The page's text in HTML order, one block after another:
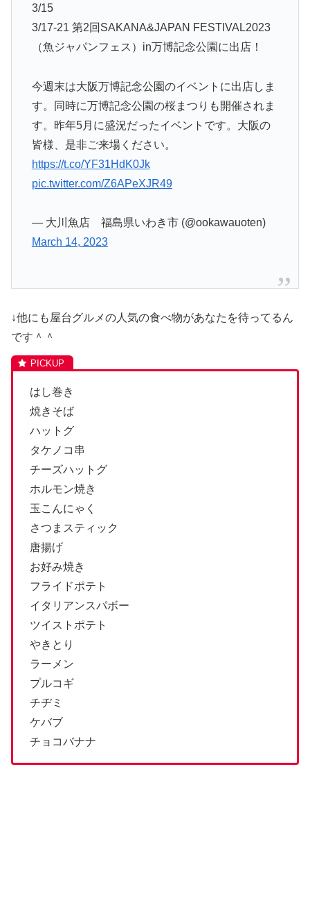
3/15
3/17-21 第2回SAKANA&JAPAN FESTIVAL2023
（魚ジャパンフェス）in万博記念公園に出店！
今週末は大阪万博記念公園のイベントに出店しま
す。同時に万博記念公園の桜まつりも開催されま
す。昨年5月に盛況だったイベントです。大阪の
皆様、是非ご来場ください。
https://t.co/YF31HdK0Jk
pic.twitter.com/Z6APeXJR49
— 大川魚店 福島県いわき市 (@ookawauoten)
March 14, 2023
↓他にも屋台グルメの人気の食べ物があなたを待ってるん
です＾＾
はし巻き
焼きそば
ハットグ
タケノコ串
チーズハットグ
ホルモン焼き
玉こんにゃく
さつまスティック
唐揚げ
お好み焼き
フライドポテト
イタリアンスパボー
ツイストポテト
やきとり
ラーメン
プルコギ
チヂミ
ケバブ
チョコバナナ